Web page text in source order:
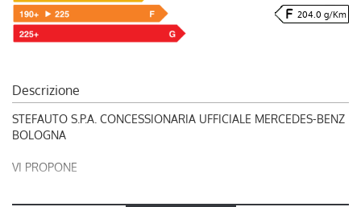
204.0 g/Km
Descrizione
STEFAUTO S.P.A. CONCESSIONARIA UFFICIALE MERCEDES-BENZ
BOLOGNA
VI PROPONE